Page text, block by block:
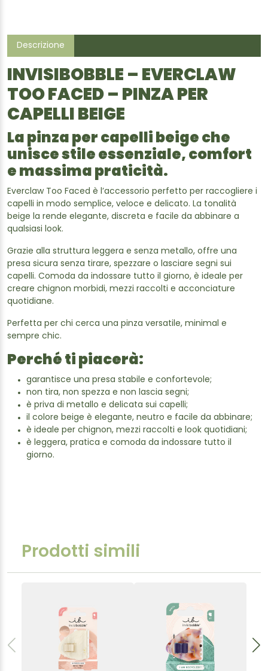
Descrizione
INVISIBOBBLE – EVERCLAW
TOO FACED – PINZA PER
CAPELLI BEIGE
La pinza per capelli beige che
unisce stile essenziale, comfort
e massima praticità.
Everclaw Too Faced è l’accessorio perfetto per raccogliere i
capelli in modo semplice, veloce e delicato. La tonalità
beige la rende elegante, discreta e facile da abbinare a
qualsiasi look.
Grazie alla struttura leggera e senza metallo, offre una
presa sicura senza tirare, spezzare o lasciare segni sui
capelli. Comoda da indossare tutto il giorno, è ideale per
creare chignon morbidi, mezzi raccolti e acconciature
quotidiane.
Perfetta per chi cerca una pinza versatile, minimal e
sempre chic.
Perché ti piacerà:
garantisce una presa stabile e confortevole;
non tira, non spezza e non lascia segni;
è priva di metallo e delicata sui capelli;
il colore beige è elegante, neutro e facile da abbinare;
è ideale per chignon, mezzi raccolti e look quotidiani;
è leggera, pratica e comoda da indossare tutto il
giorno.
Prodotti simili